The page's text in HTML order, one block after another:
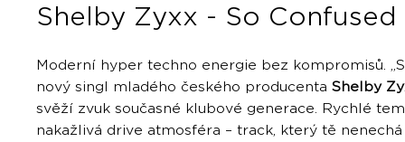
Shelby Zyxx - So Confused
Moderní hyper techno energie bez kompromisů.
nový singl mladého českého producenta Shelby
svěží zvuk současné klubové generace. Rychlé
nakažlivá drive atmosféra – track, který tě